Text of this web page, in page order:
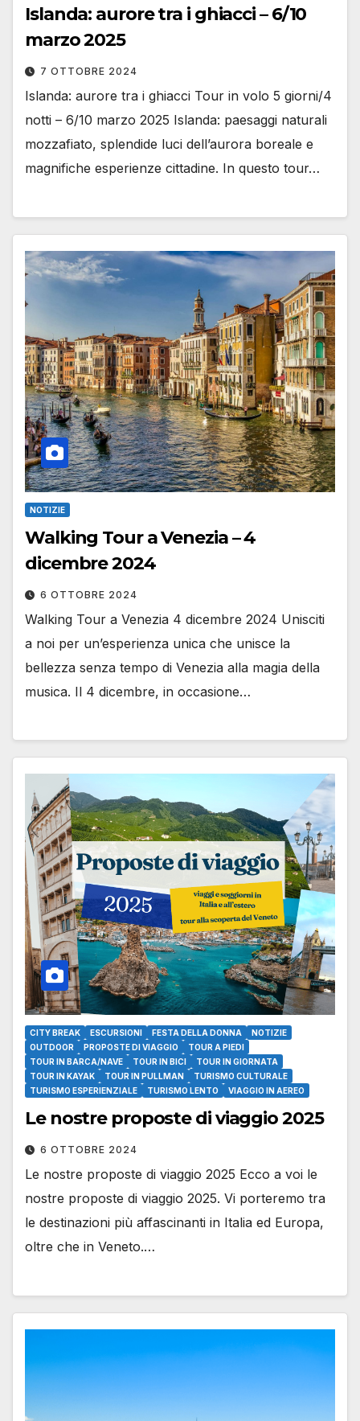
Islanda: aurore tra i ghiacci – 6/10
marzo 2025
7 OTTOBRE 2024
Islanda: aurore tra i ghiacci Tour in volo 5 giorni/4
notti – 6/10 marzo 2025 Islanda: paesaggi naturali
mozzafiato, splendide luci dell’aurora boreale e
magnifiche esperienze cittadine. In questo tour…
NOTIZIE
Walking Tour a Venezia – 4
dicembre 2024
6 OTTOBRE 2024
Walking Tour a Venezia 4 dicembre 2024 Unisciti
a noi per un’esperienza unica che unisce la
bellezza senza tempo di Venezia alla magia della
musica. Il 4 dicembre, in occasione…
CITY BREAK ESCURSIONI FESTA DELLA DONNA
NOTIZIE
OUTDOOR
PROPOSTE DI VIAGGIO
TOUR A PIEDI
TOUR IN BARCA/NAVE
TOUR IN BICI
TOUR IN GIORNATA
TOUR IN KAYAK
TOUR IN PULLMAN
TURISMO CULTURALE
TURISMO ESPERIENZIALE
TURISMO LENTO VIAGGIO IN AEREO
Le nostre proposte di viaggio 2025
6 OTTOBRE 2024
Le nostre proposte di viaggio 2025 Ecco a voi le
nostre proposte di viaggio 2025. Vi porteremo tra
le destinazioni più affascinanti in Italia ed Europa,
oltre che in Veneto.…